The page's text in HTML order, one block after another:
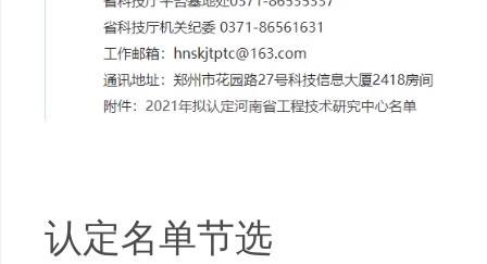
认定名单节选